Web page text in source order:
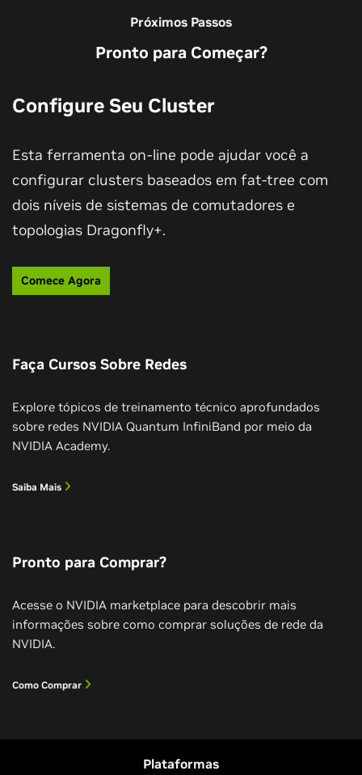
Conheça os Comutadores Baseados em
Óptica Co-Embalada (CPO) da NVIDIA
Conheça os comutadores NVIDIA baseados em
e o design, permitindo mais energia para
infraestrutura computacional e oferecendo a escala
Assista ao Vídeo (01:32)
Impulsionando o Switch Fotônico NVIDIA
plugáveis OSFP, demonstrando a topologia de
Próximos Passos
Pronto para Começar?
Configure Seu Cluster
Esta ferramenta on-line pode ajudar você a
configurar clusters baseados em fat-tree com
dois níveis de sistemas de comutadores e
topologias Dragonfly+.
Comece Agora
Faça Cursos Sobre Redes
Explore tópicos de treinamento técnico aprofundados
sobre redes NVIDIA Quantum InfiniBand por meio da
NVIDIA Academy.
Saiba Mais
Pronto para Comprar?
Acesse o NVIDIA marketplace para descobrir mais
informações sobre como comprar soluções de rede da
NVIDIA.
Como Comprar
Plataformas